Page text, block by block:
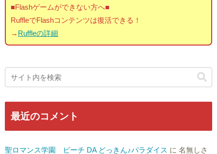
■Flashゲームができない方へ■
RuffleでFlashコンテンツは復活できる！
→ Ruffleの詳細
最近のコメント
聖ロマンス学園 ビーチ DA どっきん♪パラダイス に 名無しさ